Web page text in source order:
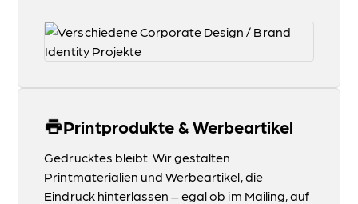
Printprodukte & Werbeartikel
Gedrucktes bleibt. Wir gestalten
Printmaterialien und Werbeartikel, die
Eindruck hinterlassen – egal ob im Mailing, auf